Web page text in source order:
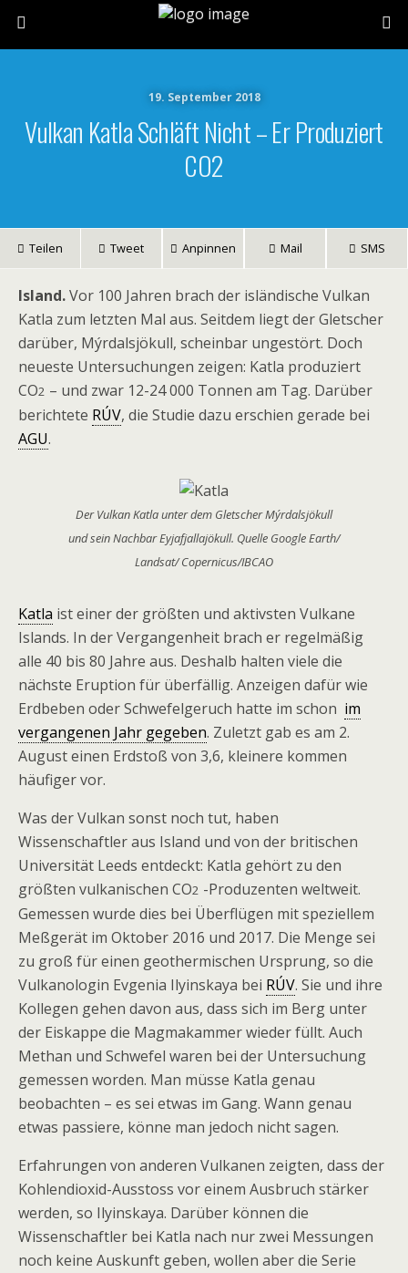
19. September 2018
Vulkan Katla Schläft Nicht – Er Produziert
CO2
Teilen Tweet Anpinnen Mail SMS
Island.Vor 100 Jahren brach der isländische Vulkan
Katla zum letzten Mal aus. Seitdem liegt der Gletscher
darüber, Mýrdalsjökull, scheinbar ungestört. Doch
neueste Untersuchungen zeigen: Katla produziert
CO2 – und zwar 12-24 000 Tonnen am Tag. Darüber
berichtete RÚV, die Studie dazu erschien gerade bei
AGU.
Der Vulkan Katla unter dem Gletscher Mýrdalsjökull
und sein Nachbar Eyjafjallajökull. Quelle Google Earth/
Landsat/ Copernicus/IBCAO
Katla ist einer der größten und aktivsten Vulkane
Islands. In der Vergangenheit brach er regelmäßig
alle 40 bis 80 Jahre aus. Deshalb halten viele die
nächste Eruption für überfällig. Anzeigen dafür wie
Erdbeben oder Schwefelgeruch hatte im schon im
vergangenen Jahr gegeben. Zuletzt gab es am 2.
August einen Erdstoß von 3,6, kleinere kommen
häufiger vor.
Was der Vulkan sonst noch tut, haben
Wissenschaftler aus Island und von der britischen
Universität Leeds entdeckt: Katla gehört zu den
größten vulkanischen CO2 -Produzenten weltweit.
Gemessen wurde dies bei Überflügen mit speziellem
Meßgerät im Oktober 2016 und 2017. Die Menge sei
zu groß für einen geothermischen Ursprung, so die
Vulkanologin Evgenia Ilyinskaya bei RÚV. Sie und ihre
Kollegen gehen davon aus, dass sich im Berg unter
der Eiskappe die Magmakammer wieder füllt. Auch
Methan und Schwefel waren bei der Untersuchung
gemessen worden. Man müsse Katla genau
beobachten – es sei etwas im Gang. Wann genau
etwas passiere, könne man jedoch nicht sagen.
Erfahrungen von anderen Vulkanen zeigten, dass der
Kohlendioxid-Ausstoss vor einem Ausbruch stärker
werden, so Ilyinskaya. Darüber können die
Wissenschaftler bei Katla nach nur zwei Messungen
noch keine Auskunft geben, wollen aber die Serie